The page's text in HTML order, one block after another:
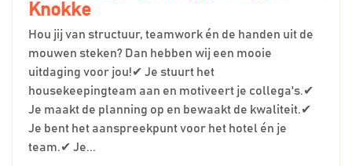
Knokke
Hou jij van structuur, teamwork én de handen uit de
mouwen steken? Dan hebben wij een mooie
uitdaging voor jou!✔ Je stuurt het
housekeepingteam aan en motiveert je collega's.✔
Je maakt de planning op en bewaakt de kwaliteit.✔
Je bent het aanspreekpunt voor het hotel én je
team.✔ Je...